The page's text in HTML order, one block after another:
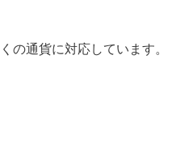
の通貨に対応しています。